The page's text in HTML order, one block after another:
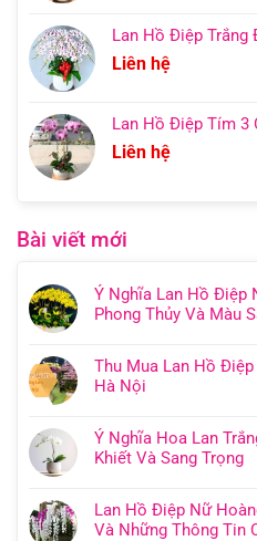
Lan Hồ Điệp Trắng
Liên hệ
Lan Hồ Điệp Tím 3
Liên hệ
Bài viết mới
Ý Nghĩa Lan Hồ Điệp
Phong Thủy Và Màu
Thu Mua Lan Hồ
Hà Nội
Ý Nghĩa Hoa Lan
Khiết Và Sang Trọng
Lan Hồ Điệp Nữ
Và Những Thông Tin